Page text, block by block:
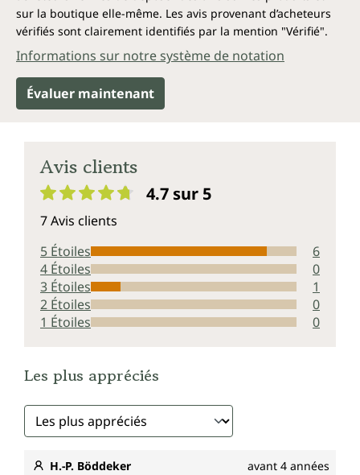
sur la boutique elle-même. Les avis provenant d’acheteurs
vérifiés sont clairement identifiés par la mention "Vérifié".
Informations sur notre système de notation
Évaluer maintenant
Avis clients
4.7 sur 5
7 Avis clients
5 Étoiles
6
4 Étoiles
0
3 Étoiles
1
2 Étoiles
0
1 Étoiles
0
Les plus appréciés
H.-P. Böddeker avant 4 années